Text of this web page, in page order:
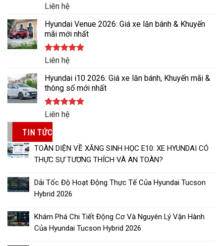
Được xếp
5.00
5 sao
Liên hệ
Hyundai Venue 2026: Giá xe lăn bánh & Khuyến
mãi mới nhất
Được xếp
5.00
5 sao
Liên hệ
Hyundai i10 2026: Giá xe lăn bánh, Khuyến mãi &
thông số mới nhất
Được xếp
hạng
5.00
5 sao
Liên hệ
TIN TỨC
TOÀN DIỆN VỀ XĂNG SINH HỌC E10: XE HYUNDAI CÓ
THỰC SỰ TƯƠNG THÍCH VÀ AN TOÀN?
Dải Tốc Độ Hoạt Động Thực Tế Của Hyundai Tucson
Hybrid 2026
Khám Phá Chi Tiết Động Cơ Và Nguyên Lý Vận Hành
Của Hyundai Tucson Hybrid 2026